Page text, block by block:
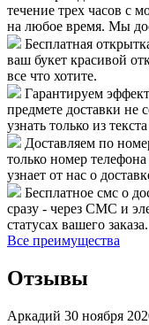
течение трех часов с
на любое время. Мы
Бесплатная
ваш букет красивой
все что хотите.
Гарантируем
предмете доставки не
узнать только из
Доставляем по
только номер
узнает от нас о
Бесплатное смс о
сразу - через СМС и
статусах вашего заказа.
Все преимущества
Отзывы
Аркадий 30 ноября